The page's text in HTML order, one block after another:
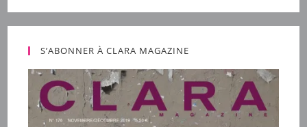
S’ABONNER À CLARA MAGAZINE